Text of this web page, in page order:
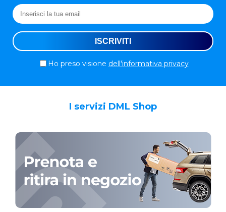
Ho preso visione dell'informativa privacy
I servizi DML Shop